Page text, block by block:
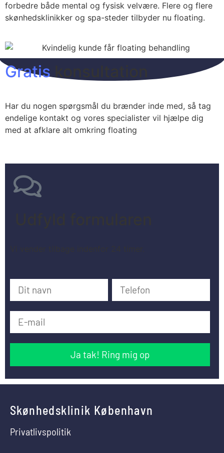
forbedre både mental og fysisk velvære. Flere og flere
skønhedsklinikker og spa-steder tilbyder nu floating.
Gratiskonsultation
Har du nogen spørgsmål du brænder inde med, så tag
endelige kontakt og vores specialister vil hjælpe dig
med at afklare alt omkring floating
Skønhedsklinik København
Privatlivspolitik